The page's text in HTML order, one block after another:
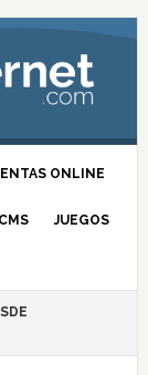
ONLINE
CMS JUEGOS